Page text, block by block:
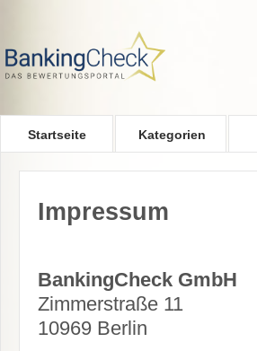
Startseite Kategorien
Impressum
BankingCheck GmbH
Zimmerstraße 11
10969 Berlin